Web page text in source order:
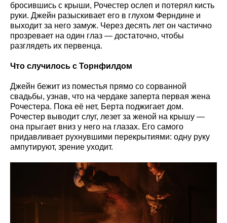
бросившись с крыши, Рочестер ослеп и потерял кисть
руки. Джейн разыскивает его в глухом Ферндине и
выходит за него замуж. Через десять лет он частично
прозревает на один глаз — достаточно, чтобы
разглядеть их первенца.
Что случилось с Торнфилдом
Джейн бежит из поместья прямо со сорванной
свадьбы, узнав, что на чердаке заперта первая жена
Рочестера. Пока её нет, Берта поджигает дом.
Рочестер выводит слуг, лезет за женой на крышу —
она прыгает вниз у него на глазах. Его самого
придавливает рухнувшими перекрытиями: одну руку
ампутируют, зрение уходит.